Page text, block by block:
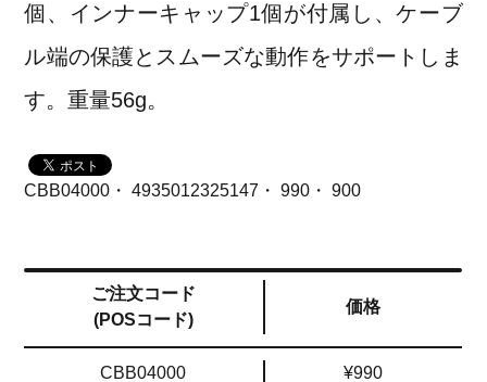
FAQ
個、インナーキャップ1個が付属し、ケーブ
ル端の保護とスムーズな動作をサポートしま
す。重量56g。
CBB04000・ 4935012325147・ 990・ 900
ご注文コード
(POSコード)
価格
CBB04000
¥990